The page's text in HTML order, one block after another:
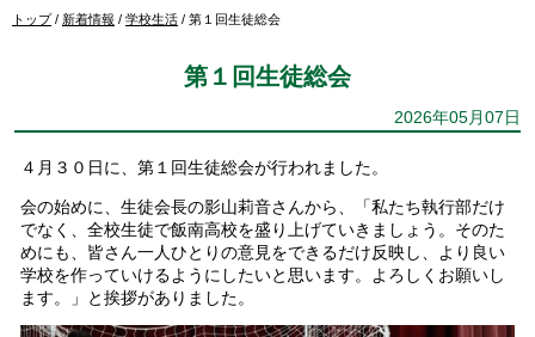
現
トップ/ 新着情報 / 学校生活 / 第１回生徒総会
第１回生徒総会
2026年05月07日
４月３０日に、第１回生徒総会が行われました。
会の始めに、生徒会長の影山莉音さんから、「私たち執行部だけ
でなく、全校生徒で飯南高校を盛り上げていきましょう。そのた
めにも、皆さん一人ひとりの意見をできるだけ反映し、より良い
学校を作っていけるようにしたいと思います。よろしくお願いし
ます。」と挨拶がありました。